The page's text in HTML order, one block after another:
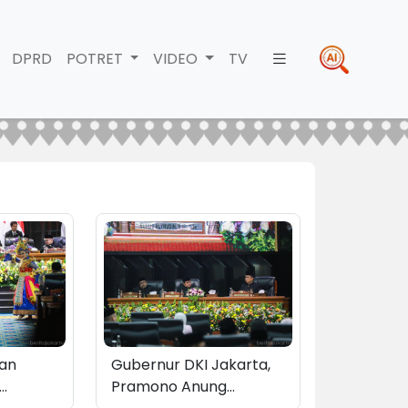
DPRD POTRET VIDEO TV
Gubernur DKI Jakarta,
Pramono Anung